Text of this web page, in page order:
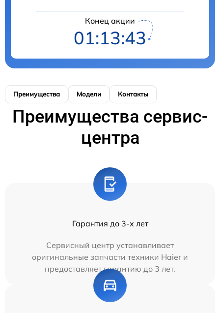
Конец акции
01:13:42
Преимущества Модели Контакты
Преимущества сервис-
центра
Гарантия до 3-х лет
Сервисный центр устанавливает
оригинальные запчасти техники Haier и
предоставляет гарантию до 3 лет.